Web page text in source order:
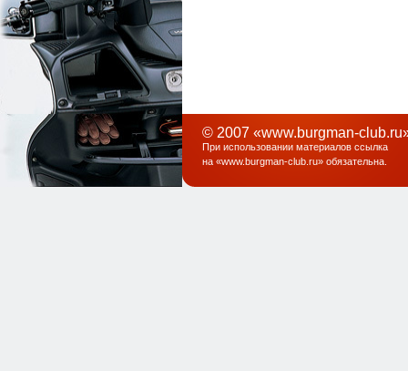
© 2007 «www.burgman-
При использовании материалов ссылка
на «www.burgman-club.ru» обязательна